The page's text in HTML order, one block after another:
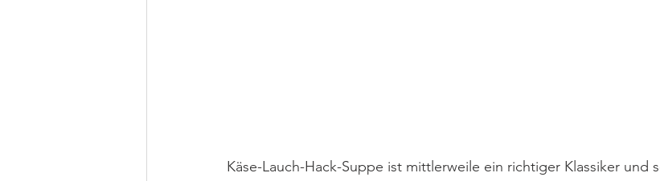
Käse-Lauch-Hack-Suppe ist mittlerweile ein richtiger Klassiker und